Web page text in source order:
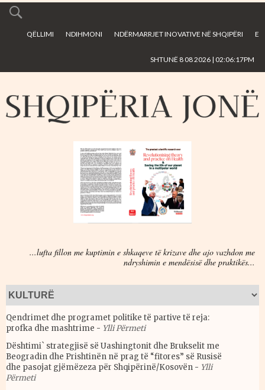
main
QËLLIMI NDIHMONI NDËRMARRJET INOVATIVE NË SHQIPËRI E
SHTUNË 8 08 2026 | 02:06:17PM
...lufta fillon me kuptimin e shkaqeve të krizave dhe ajo vazhdon me
ndryshimin e mendësisë dhe praktikës...
Qendrimet dhe programet politike të partive të reja:
profka dhe mashtrime - Ylli Përmeti
Dështimi` strategjisë së Uashingtonit dhe Brukselit me
Beogradin dhe Prishtinën në prag të “fitores” së Rusisë
dhe pasojat gjëmëzeza për Shqipërinë/Kosovën - Ylli
Përmeti